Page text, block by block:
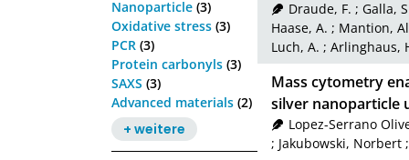
Nanoparticle (3)
Oxidative stress (3)
PCR (3)
Protein carbonyls (3)
SAXS (3)
Advanced materials (2)
+ weitere
Draude, F. ; Galla,
Haase, A. ; Mantion,
Luch, A. ; Arlinghaus,
Mass cytometry
silver nanoparticle
Lopez-Serrano
; Jakubowski, Norbert